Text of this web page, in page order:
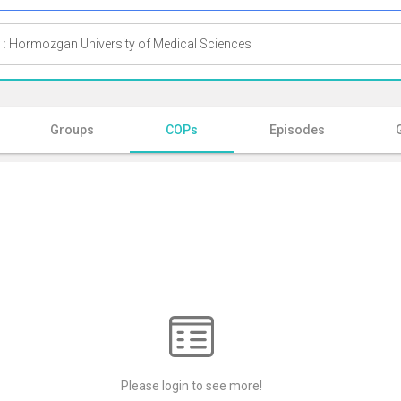
Hormozgan University of Medical Sciences
Groups COPs Episodes
Please login to see more!